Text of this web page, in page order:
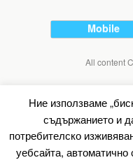
Mobile
All content
Ние използваме
съдържанието и
потребителско
уебсайта, автоматично